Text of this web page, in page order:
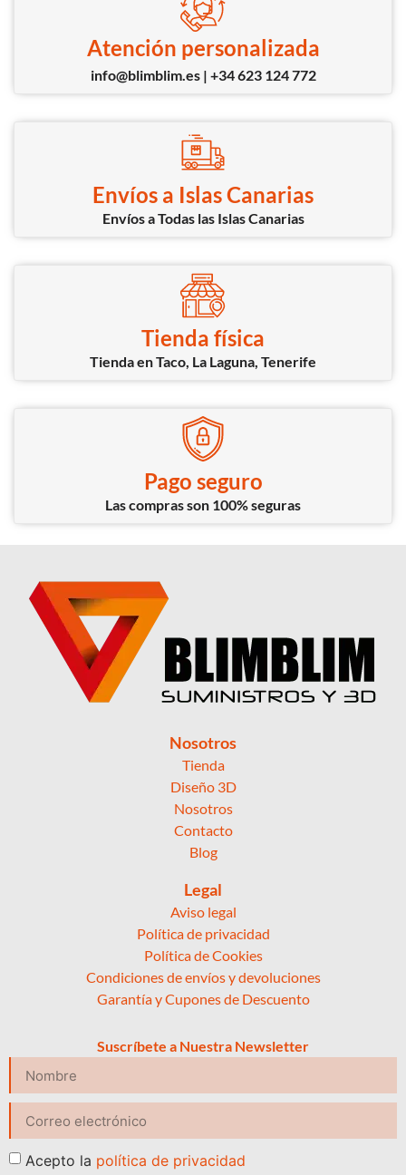
Atención personalizada
info@blimblim.es | +34 623 124 772
Envíos a Islas Canarias
Envíos a Todas las Islas Canarias
Tienda física
Tienda en Taco, La Laguna, Tenerife
Pago seguro
Las compras son 100% seguras
Nosotros
Tienda
Diseño 3D
Nosotros
Contacto
Blog
Legal
Aviso legal
Política de privacidad
Política de Cookies
Condiciones de envíos y devoluciones
Garantía y Cupones de Descuento
Suscríbete a Nuestra Newsletter
Acepto la política de privacidad